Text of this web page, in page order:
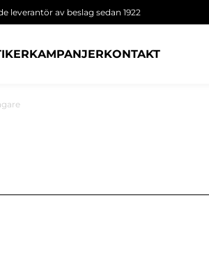
leverantör av beslag sedan 1922
KAMPANJERKONTAKT